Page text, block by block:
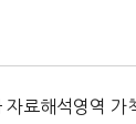
료해석영역 가